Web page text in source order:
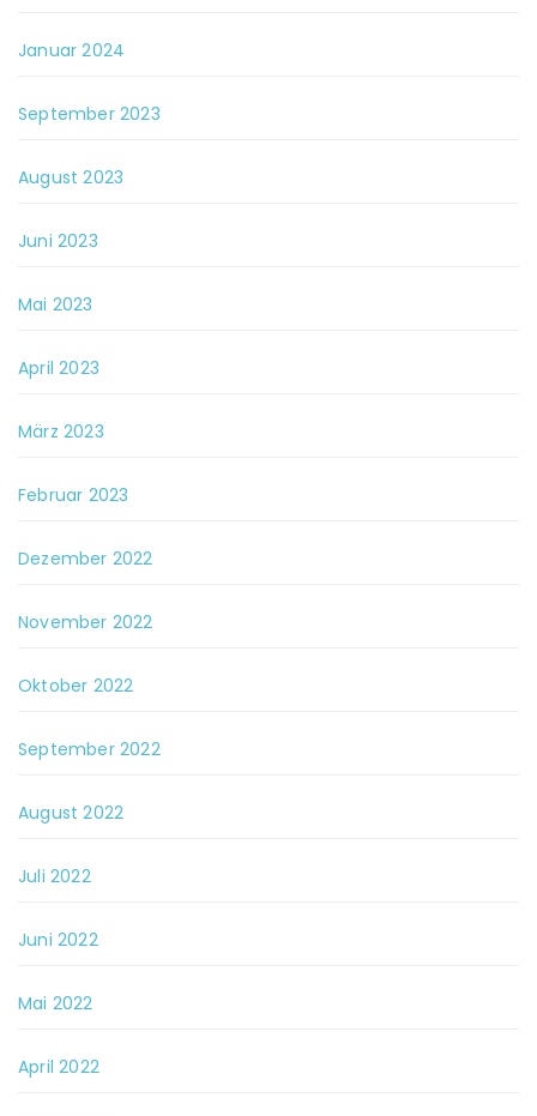
Januar 2024
September 2023
August 2023
Juni 2023
Mai 2023
April 2023
März 2023
Februar 2023
Dezember 2022
November 2022
Oktober 2022
September 2022
August 2022
Juli 2022
Juni 2022
Mai 2022
April 2022